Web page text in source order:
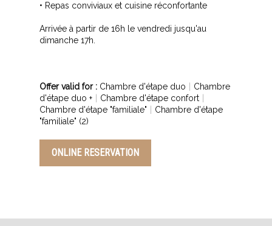
• Repas conviviaux et cuisine réconfortante
Arrivée à partir de 16h le vendredi jusqu'au
dimanche 17h.
Offer valid for : Chambre d'étape duo
Chambre
d'étape duo +
Chambre d'étape confort
Chambre d'étape "familiale"
Chambre d'étape
"familiale" (2)
ONLINE RESERVATION